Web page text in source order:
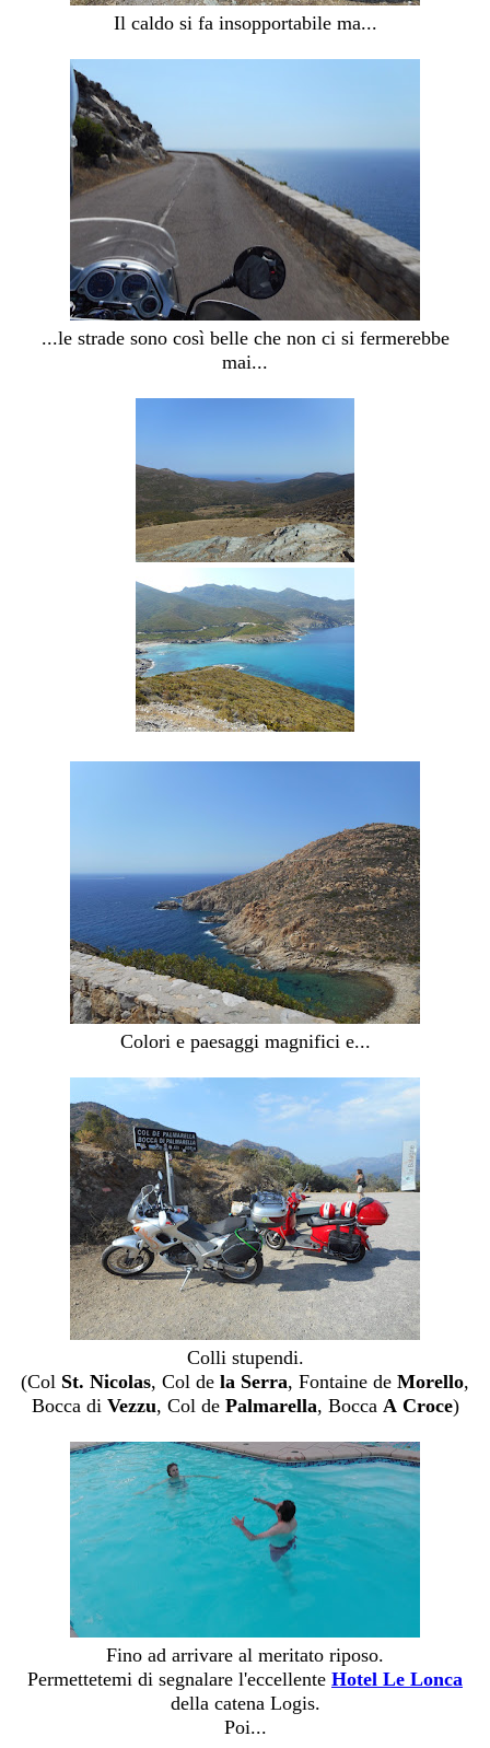
Il caldo si fa insopportabile ma...
...le strade sono così belle che non ci si fermerebbe
mai...
Colori e paesaggi magnifici e...
Colli stupendi.
(Col St. Nicolas, Col de la Serra, Fontaine de Morello,
Bocca di Vezzu, Col de Palmarella, Bocca A Croce)
Fino ad arrivare al meritato riposo.
Permettetemi di segnalare l'eccellente Hotel Le Lonca
della catena Logis.
Poi...